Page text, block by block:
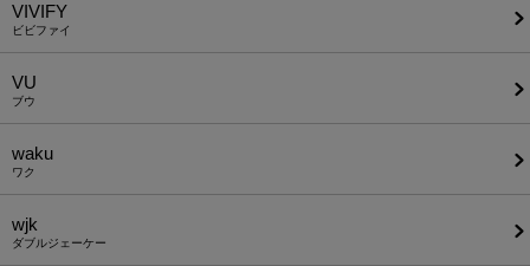
VIVIFY
ビビファイ
VU
ブウ
waku
ワク
wjk
ダブルジェーケー